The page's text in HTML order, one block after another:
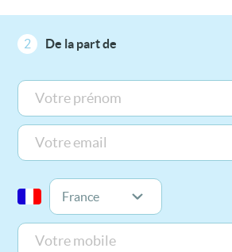
2 De la part de